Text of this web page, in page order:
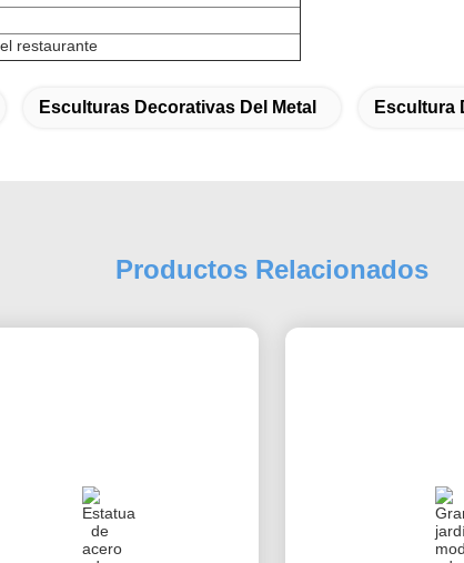
restaurante
Esculturas Decorativas Del Metal Escultura
Productos Relacionados